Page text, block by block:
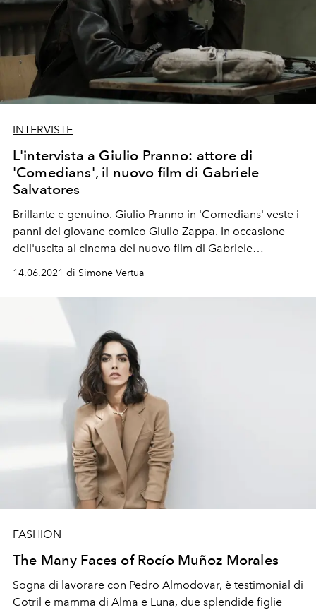
INTERVISTE
L'intervista a Giulio Pranno: attore di
'Comedians', il nuovo film di Gabriele
Salvatores
Brillante e genuino. Giulio Pranno in 'Comedians' veste i
panni del giovane comico Giulio Zappa. In occasione
dell'uscita al cinema del nuovo film di Gabriele
Salvatores abbiamo intervistato uno degli attori italiani
14.06.2021 di Simone Vertua
FASHION
The Many Faces of Rocío Muñoz Morales
Sogna di lavorare con Pedro Almodovar, è testimonial di
Cotril e mamma di Alma e Luna, due splendide figlie